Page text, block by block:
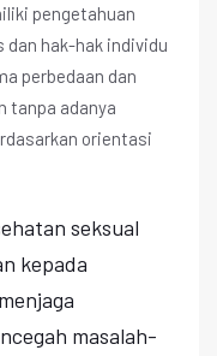
pengetahuan
hak-hak individu
perbedaan dan
tanpa adanya
orientasi
seksual
kepada
masalah-